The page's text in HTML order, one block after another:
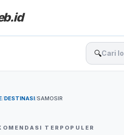
🔍
/DESTINASI/SAMOSIR
TERPOPULER